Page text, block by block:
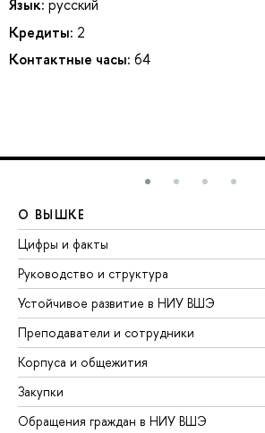
Язык: русский
Кредиты: 2
Контактные часы: 64
О ВЫШКЕ
Цифры и факты
Руководство и структура
Устойчивое развитие в НИУ ВШЭ
Преподаватели и сотрудники
Корпуса и общежития
Закупки
Обращения граждан в НИУ ВШЭ